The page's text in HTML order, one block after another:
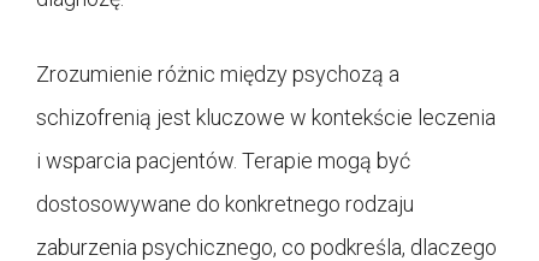
Zrozumienie różnic między psychozą a
schizofrenią jest kluczowe w kontekście leczenia
i wsparcia pacjentów. Terapie mogą być
dostosowywane do konkretnego rodzaju
zaburzenia psychicznego, co podkreśla, dlaczego